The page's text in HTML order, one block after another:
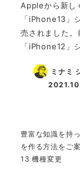
Appleから新し
「iPhone13」
売されました。
「iPhone12」
ミナミ
投稿日
豊富な知識を持
を作る方法をご
13 機種変更